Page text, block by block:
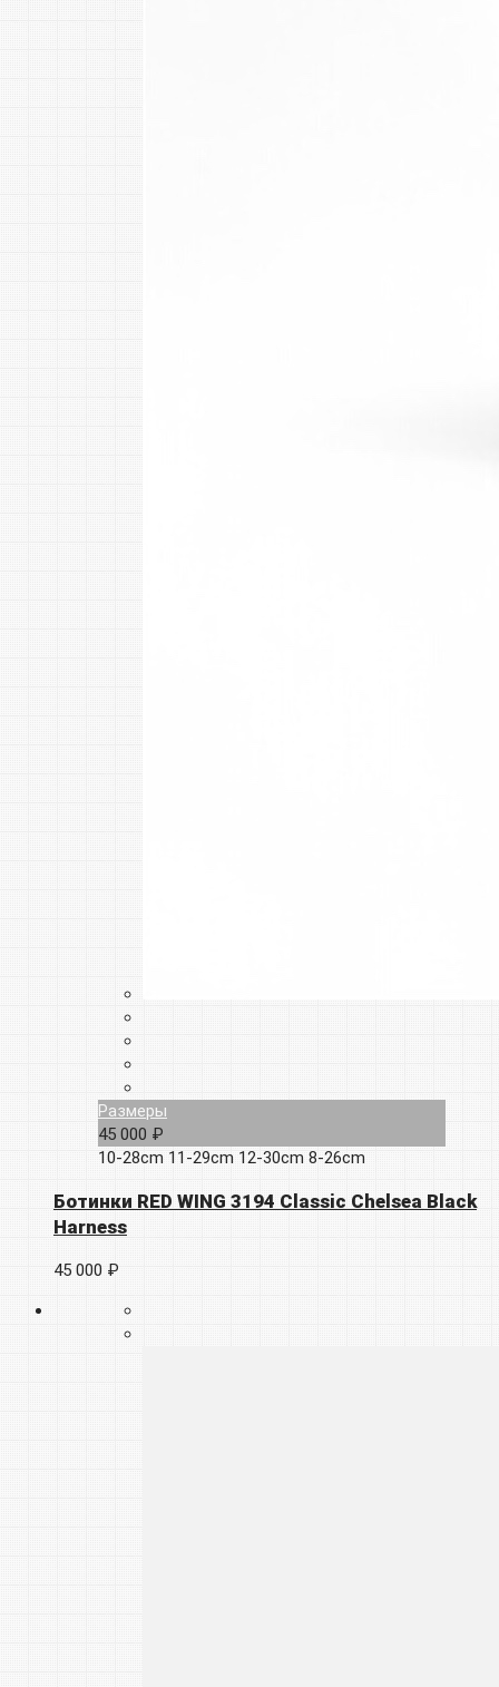
Размеры
45 000 ₽
10-28cm 11-29cm 12-30cm 8-26cm
Ботинки RED WING 3194 Classic Chelsea Black
Harness
45 000 ₽